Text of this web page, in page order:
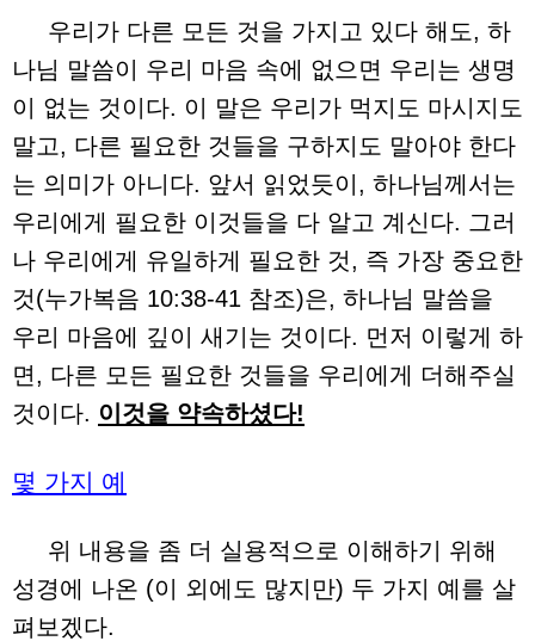
우리가 다른 모든 것을 가지고 있다 해도, 하
나님 말씀이 우리 마음 속에 없으면 우리는 생명
이 없는 것이다. 이 말은 우리가 먹지도 마시지도
말고, 다른 필요한 것들을 구하지도 말아야 한다
는 의미가 아니다. 앞서 읽었듯이, 하나님께서는
우리에게 필요한 이것들을 다 알고 계신다. 그러
나 우리에게 유일하게 필요한 것, 즉 가장 중요한
것(누가복음 10:38-41 참조)은, 하나님 말씀을
우리 마음에 깊이 새기는 것이다. 먼저 이렇게 하
면, 다른 모든 필요한 것들을 우리에게 더해주실
것이다. 이것을 약속하셨다!
몇 가지 예
위 내용을 좀 더 실용적으로 이해하기 위해
성경에 나온 (이 외에도 많지만) 두 가지 예를 살
펴보겠다.